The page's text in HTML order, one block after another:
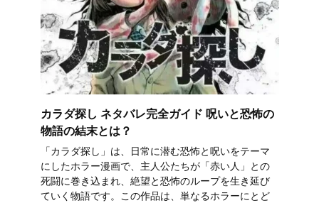
カラダ探し ネタバレ完全ガイド 呪いと恐怖の
物語の結末とは？
「カラダ探し」は、日常に潜む恐怖と呪いをテーマ
にしたホラー漫画で、主人公たちが「赤い人」との
死闘に巻き込まれ、絶望と恐怖のループを生き延び
ていく物語です。この作品は、単なるホラーにとど